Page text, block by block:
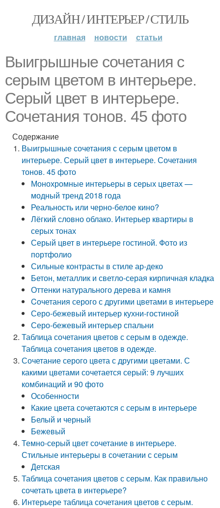
ДИЗАЙН / ИНТЕРЬЕР / СТИЛЬ
главная новости статьи
Выигрышные сочетания с
серым цветом в интерьере.
Серый цвет в интерьере.
Сочетания тонов. 45 фото
Содержание
Выигрышные сочетания с серым цветом в
интерьере. Серый цвет в интерьере. Сочетания
тонов. 45 фото
Монохромные интерьеры в серых цветах —
модный тренд 2018 года
Реальность или черно-белое кино?
Лёгкий словно облако. Интерьер квартиры в
серых тонах
Серый цвет в интерьере гостиной. Фото из
портфолио
Сильные контрасты в стиле ар-деко
Бетон, металлик и светло-серая кирпичная кладка
Оттенки натурального дерева и камня
Cочетания серого с другими цветами в интерьере
Серо-бежевый интерьер кухни-гостиной
Серо-бежевый интерьер спальни
Таблица сочетания цветов с серым в одежде.
Таблица сочетания цветов в одежде.
Сочетание серого цвета с другими цветами. С
какими цветами сочетается серый: 9 лучших
комбинаций и 90 фото
Особенности
Какие цвета сочетаются с серым в интерьере
Белый и черный
Бежевый
Темно-серый цвет сочетание в интерьере.
Стильные интерьеры в сочетании с серым
Детская
Таблица сочетания цветов с серым. Как правильно
сочетать цвета в интерьере?
Интерьере таблица сочетания цветов с серым.